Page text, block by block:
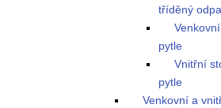
tříděný
pytle
Vnitřní
pytle
Venkovní a